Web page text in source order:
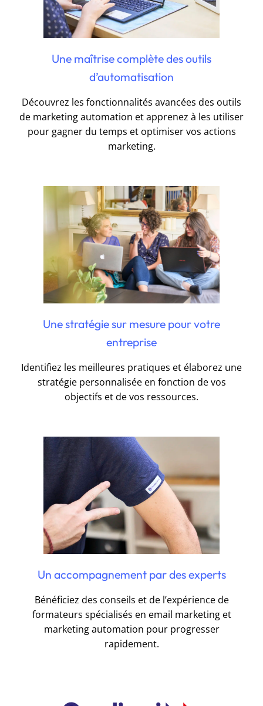
Une maîtrise complète des outils
d’automatisation
Découvrez les fonctionnalités avancées des outils
de marketing automation et apprenez à les utiliser
pour gagner du temps et optimiser vos actions
marketing.
Une stratégie sur mesure pour votre
entreprise
Identifiez les meilleures pratiques et élaborez une
stratégie personnalisée en fonction de vos
objectifs et de vos ressources.
Un accompagnement par des experts
Bénéficiez des conseils et de l’expérience de
formateurs spécialisés en email marketing et
marketing automation pour progresser
rapidement.